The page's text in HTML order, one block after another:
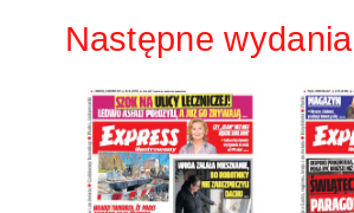
Następne wydania